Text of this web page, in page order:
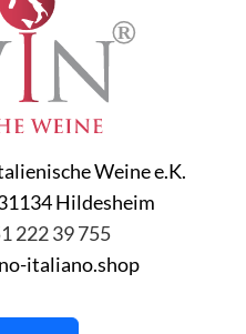
Weine e.K.
Hildesheim
222 39 755
italiano.shop